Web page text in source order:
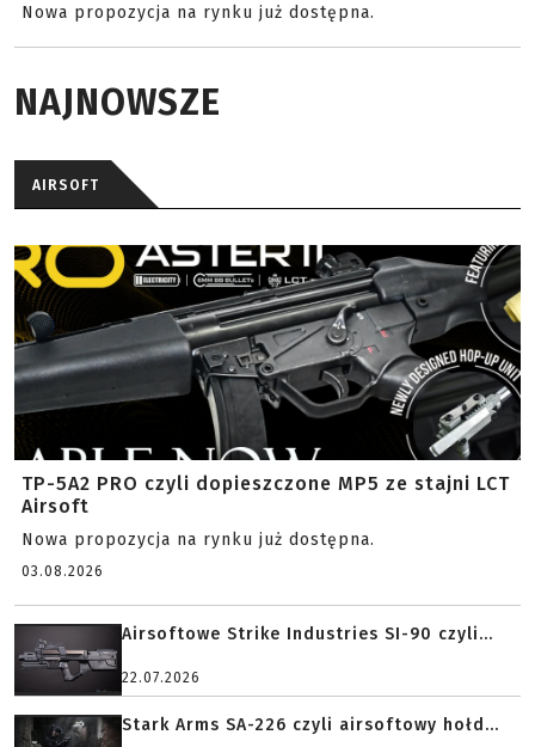
Nowa propozycja na rynku już dostępna.
NAJNOWSZE
AIRSOFT
TP-5A2 PRO czyli dopieszczone MP5 ze stajni LCT
Airsoft
Nowa propozycja na rynku już dostępna.
03.08.2026
Airsoftowe Strike Industries SI-90 czyli...
22.07.2026
Stark Arms SA-226 czyli airsoftowy hołd...